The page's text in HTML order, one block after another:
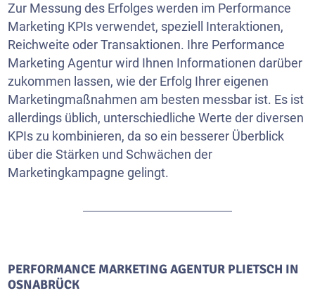
Zur Messung des Erfolges werden im Performance
Marketing KPIs verwendet, speziell Interaktionen,
Reichweite oder Transaktionen. Ihre Performance
Marketing Agentur wird Ihnen Informationen darüber
zukommen lassen, wie der Erfolg Ihrer eigenen
Marketingmaßnahmen am besten messbar ist. Es ist
allerdings üblich, unterschiedliche Werte der diversen
KPIs zu kombinieren, da so ein besserer Überblick
über die Stärken und Schwächen der
Marketingkampagne gelingt.
PERFORMANCE MARKETING AGENTUR PLIETSCH IN
OSNABRÜCK